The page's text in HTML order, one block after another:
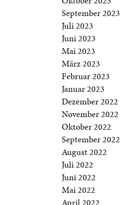
September 2023
Juli 2023
Juni 2023
Mai 2023
März 2023
Februar 2023
Januar 2023
Dezember 2022
November 2022
Oktober 2022
September 2022
August 2022
Juli 2022
Juni 2022
Mai 2022
April 2022